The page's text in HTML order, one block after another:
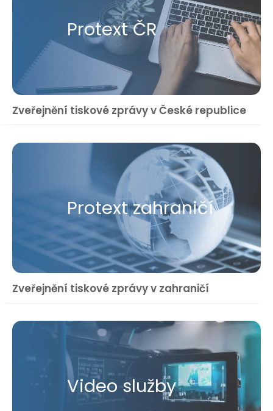
Protext ČR
Zveřejnění tiskové zprávy v České republice
Protext zahraničí
Zveřejnění tiskové zprávy v zahraničí
Video služby